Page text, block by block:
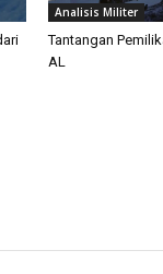
Analisis Militer
Tantangan
AL